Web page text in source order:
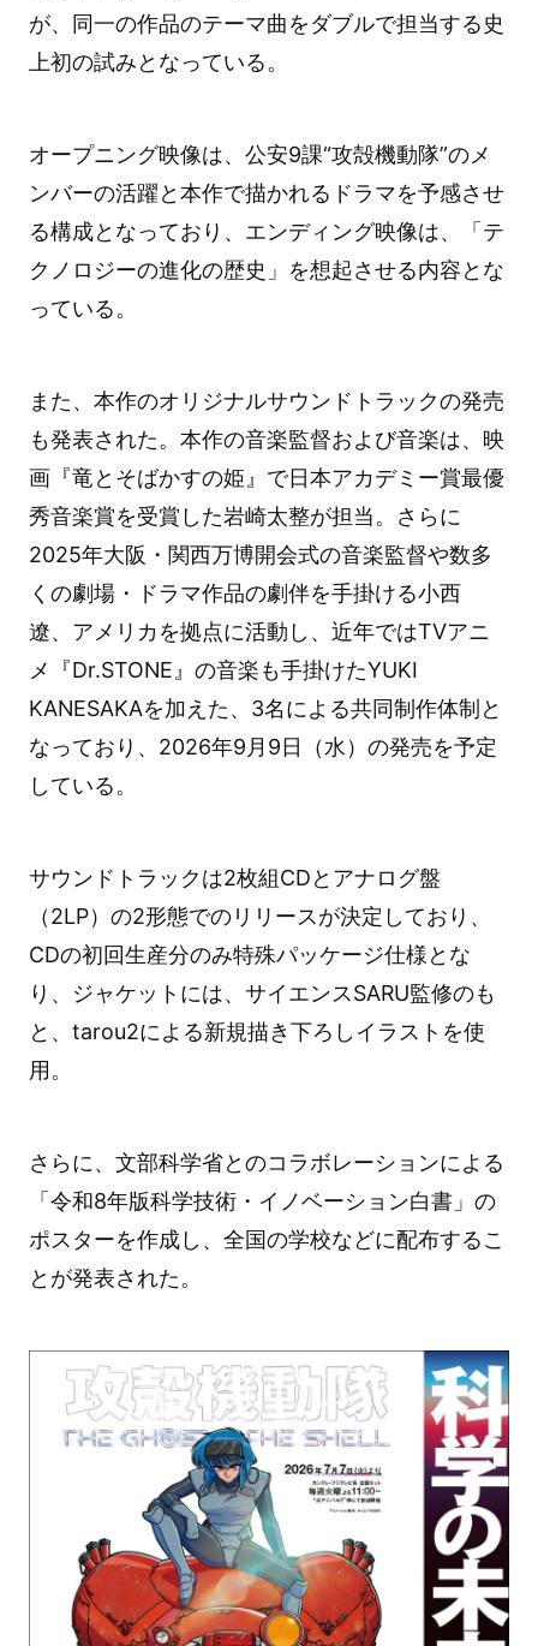
が、同一の作品のテーマ曲をダブルで担当する史
上初の試みとなっている。
オープニング映像は、公安9課“攻殻機動隊”のメ
ンバーの活躍と本作で描かれるドラマを予感させ
る構成となっており、エンディング映像は、「テ
クノロジーの進化の歴史」を想起させる内容とな
っている。
また、本作のオリジナルサウンドトラックの発売
も発表された。本作の音楽監督および音楽は、映
画『竜とそばかすの姫』で日本アカデミー賞最優
秀音楽賞を受賞した岩崎太整が担当。さらに
2025年大阪・関西万博開会式の音楽監督や数多
くの劇場・ドラマ作品の劇伴を手掛ける小西
遼、アメリカを拠点に活動し、近年ではTVアニ
メ『Dr.STONE』の音楽も手掛けたYUKI
KANESAKAを加えた、3名による共同制作体制と
なっており、2026年9月9日（水）の発売を予定
している。
サウンドトラックは2枚組CDとアナログ盤
（2LP）の2形態でのリリースが決定しており、
CDの初回生産分のみ特殊パッケージ仕様とな
り、ジャケットには、サイエンスSARU監修のも
と、tarou2による新規描き下ろしイラストを使
用。
さらに、文部科学省とのコラボレーションによる
「令和8年版科学技術・イノベーション白書」の
ポスターを作成し、全国の学校などに配布するこ
とが発表された。